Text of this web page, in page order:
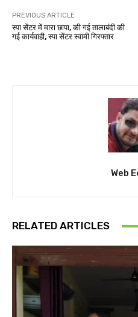
PREVIOUS ARTICLE
स्पा सेंटर में मारा छापा, की गई तालाबंदी की
गई कार्यवाही, स्पा सेंटर स्वामी गिरफ्तार
Web
RELATED ARTICLES